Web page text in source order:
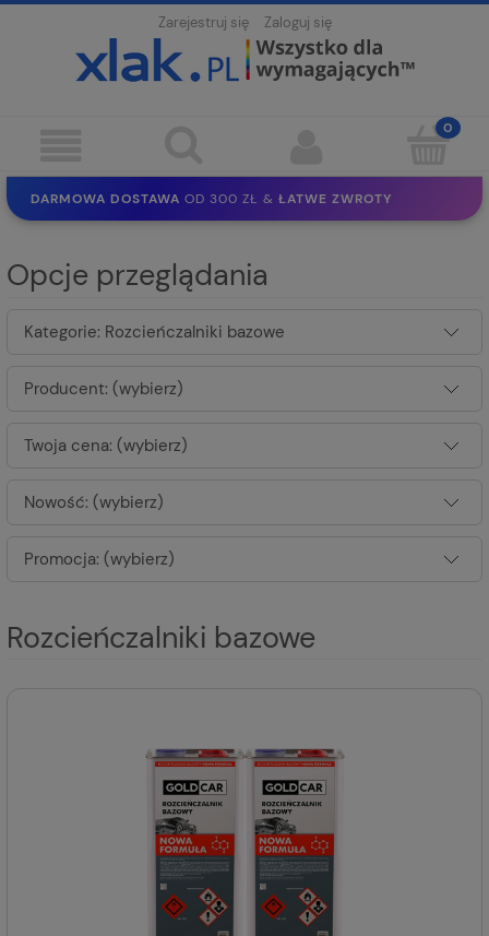
Zarejestruj się Zaloguj się
DARMOWA DOSTAWA OD 300 ZŁ & ŁATWE ZWROTY
SOLIDNEEKO PAKOWANIE
Opcje przeglądania
Kategorie: Rozcieńczalniki bazowe
Producent: (wybierz)
Twoja cena: (wybierz)
Nowość: (wybierz)
Promocja: (wybierz)
Rozcieńczalniki bazowe